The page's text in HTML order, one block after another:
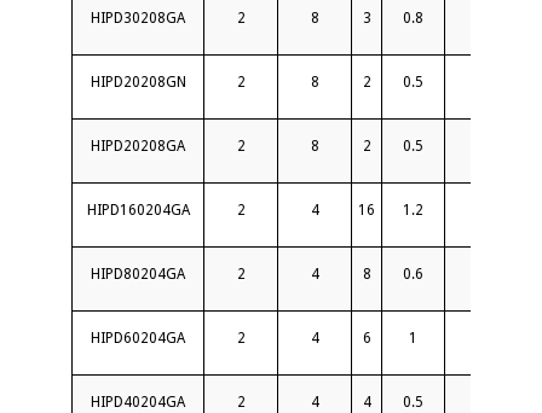
HIPD30208GA 2 8 3 0.8
HIPD20208GN 2 8 2 0.5
HIPD20208GA 2 8 2 0.5
HIPD160204GA 2 4 16 1.2
HIPD80204GA 2 4 8 0.6
HIPD60204GA 2 4 6 1
HIPD40204GA 2 4 4 0.5